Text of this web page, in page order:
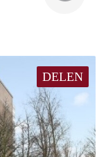
DELEN